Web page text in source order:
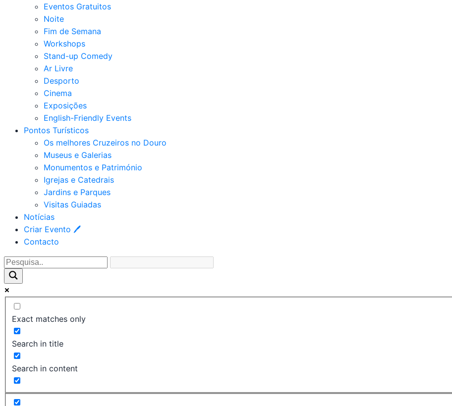
Eventos Gratuitos
Noite
Fim de Semana
Workshops
Stand-up Comedy
Ar Livre
Desporto
Cinema
Exposições
English-Friendly Events
Pontos Turísticos
Os melhores Cruzeiros no Douro​
Museus e Galerias
Monumentos e Património
Igrejas e Catedrais
Jardins e Parques
Visitas Guiadas
Notícias
Criar Evento 🖊
Contacto
Exact matches only
Search in title
Search in content